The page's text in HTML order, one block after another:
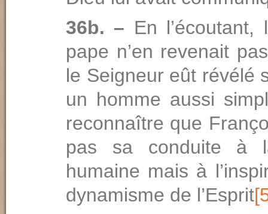
36b. – En l’écoutant,
pape n’en revenait
le Seigneur eût révélé
un homme aussi
reconnaître que
pas sa conduite à
humaine mais à
dynamisme de l’Esprit